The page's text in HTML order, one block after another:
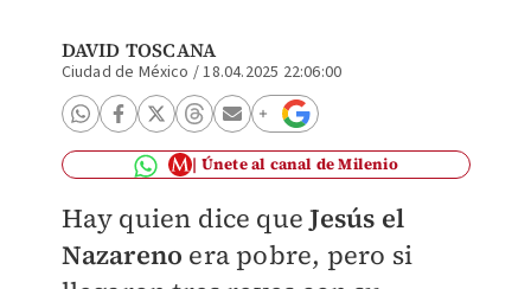
DAVID TOSCANA
Ciudad de México /18.04.2025 22:06:00
Únete al canal de Milenio
Hay quien dice queJesús el
Nazareno era pobre, pero si